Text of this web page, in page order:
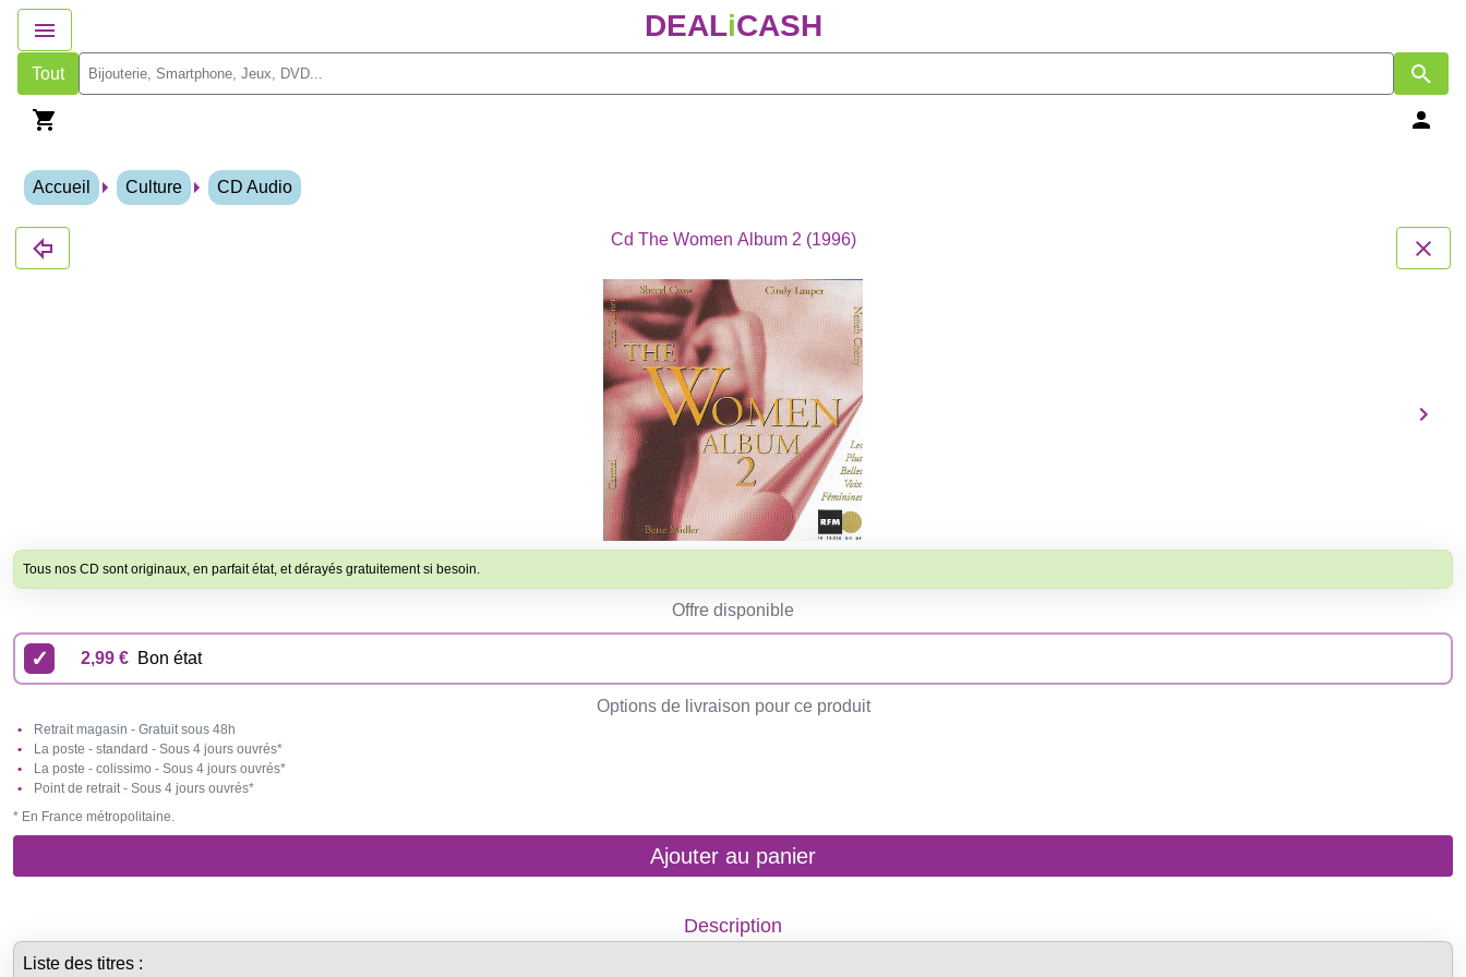
DEALiCASH
Tout
Accueil Culture CD Audio
Cd The Women Album 2 (1996)
Tous nos CD sont originaux, en parfait état, et dérayés gratuitement si besoin.
Offre disponible
2,99 € Bon état
Options de livraison pour ce produit
Retrait magasin - Gratuit sous 48h
La poste - standard - Sous 4 jours ouvrés*
La poste - colissimo - Sous 4 jours ouvrés*
Point de retrait - Sous 4 jours ouvrés*
* En France métropolitaine.
Ajouter au panier
Description
Liste des titres :